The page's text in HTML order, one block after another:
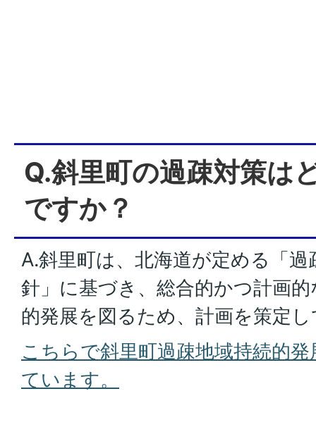
Q.斜里町の過疎対策は
ですか？
A.斜里町は、北海道が定める「過
針」に基づき、総合的かつ計画
的発展を図るため、計画を策定
こちらで斜里町過疎地域持続的
ています。